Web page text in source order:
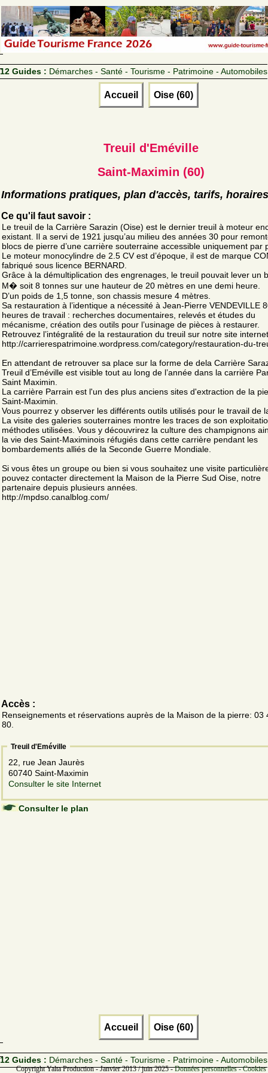
12 Guides : Démarches - Santé - Tourisme - Patrimoine - Automobiles
Accueil Oise (60)
Treuil d'Eméville
Saint-Maximin (60)
Informations pratiques, plan d'accès, tarifs, horaires
Ce qu'il faut savoir :
Le treuil de la Carrière Sarazin (Oise) est le dernier treuil à moteur
existant. Il a servi de 1921 jusqu’au milieu des années 30 pour
blocs de pierre d’une carrière souterraine accessible uniquement par
Le moteur monocylindre de 2.5 CV est d’époque, il est de marque
fabriqué sous licence BERNARD.
Grâce à la démultiplication des engrenages, le treuil pouvait lever un
M� soit 8 tonnes sur une hauteur de 20 mètres en une demi heure.
D’un poids de 1,5 tonne, son chassis mesure 4 mètres.
Sa restauration à l’identique a nécessité à Jean-Pierre VENDEVILLE
heures de travail : recherches documentaires, relevés et études du
mécanisme, création des outils pour l’usinage de pièces à restaurer.
Retrouvez l’intégralité de la restauration du treuil sur notre site
http://carrierespatrimoine.wordpress.com/category/restauration-du-
En attendant de retrouver sa place sur la forme de dela Carrière
Treuil d’Eméville est visible tout au long de l’année dans la carrière
Saint Maximin.
La carrière Parrain est l'un des plus anciens sites d'extraction de la
Saint-Maximin.
Vous pourrez y observer les différents outils utilisés pour le travail de
La visite des galeries souterraines montre les traces de son
méthodes utilisées. Vous y découvrirez la culture des champignons
la vie des Saint-Maximinois réfugiés dans cette carrière pendant les
bombardements alliés de la Seconde Guerre Mondiale.
Si vous êtes un groupe ou bien si vous souhaitez une visite
pouvez contacter directement la Maison de la Pierre Sud Oise, notre
partenaire depuis plusieurs années.
http://mpdso.canalblog.com/
Accès :
Renseignements et réservations auprès de la Maison de la pierre: 03
80.
Treuil d'Eméville
22, rue Jean Jaurès
60740 Saint-Maximin
Consulter le site Internet
Consulter le plan
Accueil Oise (60)
12 Guides : Démarches - Santé - Tourisme - Patrimoine - Automobiles
Copyright Yalta Production - Janvier 2013 / juin 2025 -Données personnelles -